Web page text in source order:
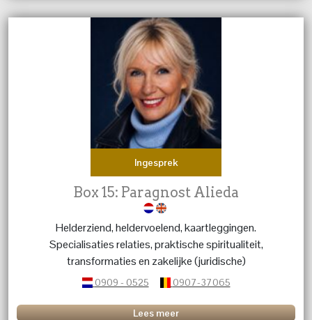
Ingesprek
Box 15: Paragnost Alieda
Helderziend, heldervoelend, kaartleggingen.
Specialisaties relaties, praktische spiritualiteit,
transformaties en zakelijke (juridische)
aangelegenheden.
0909 - 0525 0907-37065
Lees meer